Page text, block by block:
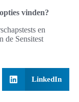
vinden?
en
de Sensitest
LinkedIn